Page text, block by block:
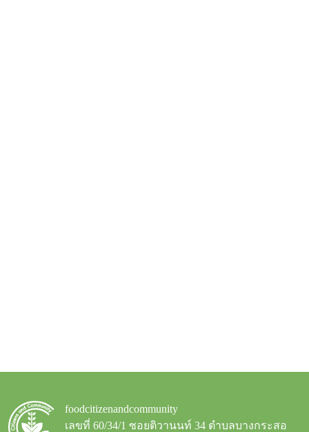
foodcitizenandcommunity
เลขที่ 60/34/1 ซอยติวานนท์ 34 ตำบลบางกระสอ